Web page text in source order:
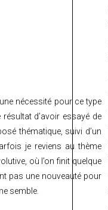
nécessité pour ce type
d’avoir essayé de
thématique, suivi d’un
je reviens au thème
où l’on finit quelque
pas une nouveauté pour
semble.